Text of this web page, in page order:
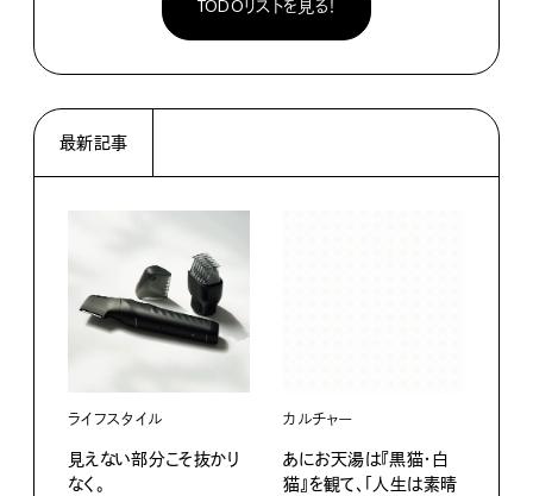
TODOリストを見る！
最新記事
ライフスタイル
見えない部分こそ抜かり
なく。
カルチャー
あにお天湯は『黒猫・白
猫』を観て、「人生は素晴